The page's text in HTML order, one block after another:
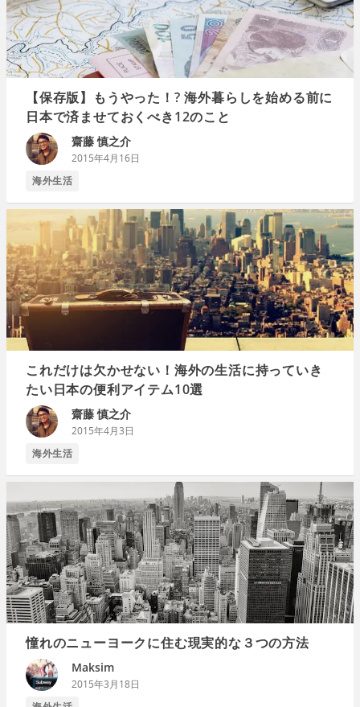
【保存版】もうやった！? 海外暮らしを始める前に
日本で済ませておくべき12のこと
齋藤 慎之介
2015年4月16日
海外生活
これだけは欠かせない！海外の生活に持っていき
たい日本の便利アイテム10選
齋藤 慎之介
2015年4月3日
海外生活
憧れのニューヨークに住む現実的な３つの方法
Maksim
2015年3月18日